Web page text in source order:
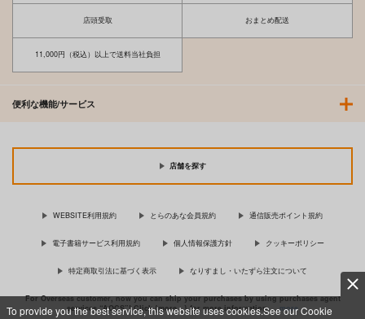
To provide you the best service, this website uses cookies.See our Cookie
店頭受取 おまとめ配送
11,000円（税込）以上で送料当社負担
便利な機能/サービス
店舗を探す
WEBSITE利用規約 とらのあな会員規約 通信販売ポイント規約
電子書籍サービス利用規約 個人情報保護方針 クッキーポリシー
特定商取引法に基づく表示 なりすまし・いたずら注文について
For Overseas customer, now you can ship your purchases by using purchases agent
services “AOCS”! Click {more…} for more information …more